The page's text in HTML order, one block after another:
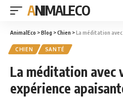
ANIMALECO
AnimalEco >Blog >Chien >La méditation avec votre
CHIEN SANTÉ
La méditation avec
expérience